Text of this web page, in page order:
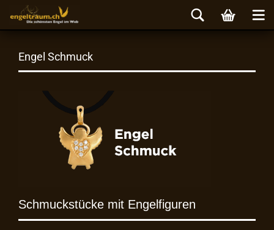
Engel Schmuck
Schmuckstücke mit Engelfiguren